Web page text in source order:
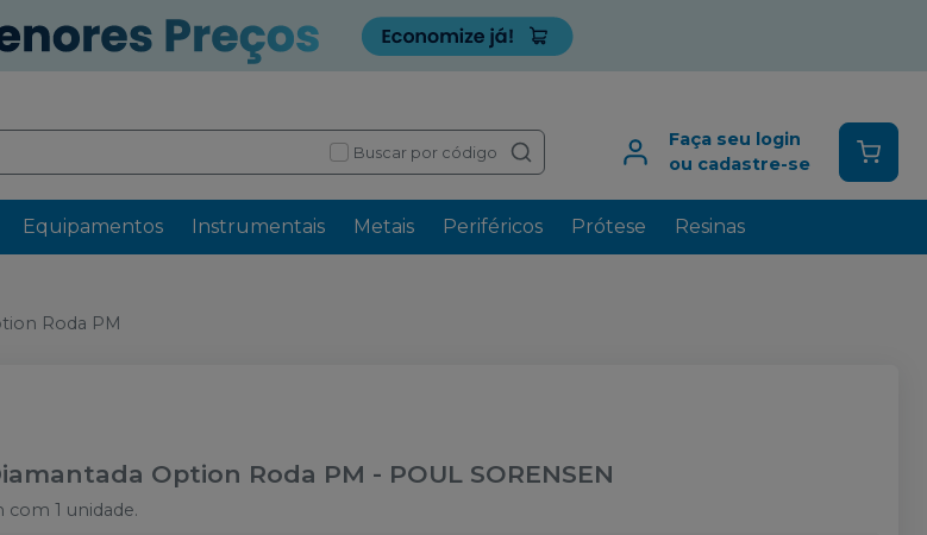
Buscar por código
Faça seu login
ou cadastre-se
Equipamentos Instrumentais Metais Periféricos Prótese Resinas
Roda PM
Option Roda PM - POUL SORENSEN
1 unidade.